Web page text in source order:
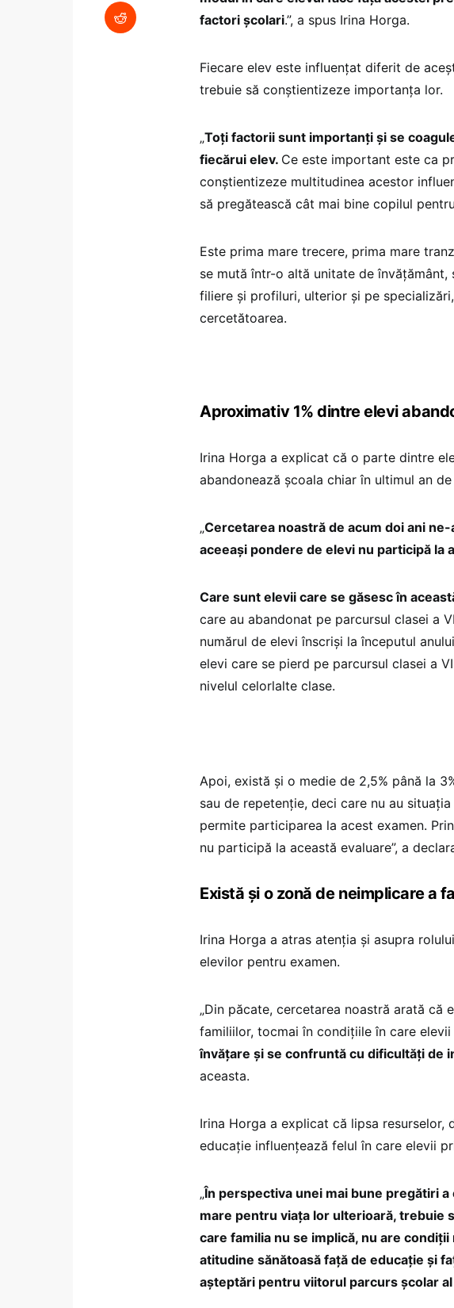
factori școlari.”, a spus Irina Horga.
Fiecare elev este influențat diferit de
trebuie să conștientizeze importanța lor.
„Toți factorii sunt importanți și se
fiecărui elev. Ce este important este ca
conștientizeze multitudinea acestor
să pregătească cât mai bine copilul
Este prima mare trecere, prima mare
se mută într-o altă unitate de
filiere și profiluri, ulterior și pe
cercetătoarea.
Aproximativ 1% dintre elevi
Irina Horga a explicat că o parte dintre
abandonează școala chiar în ultimul an
„Cercetarea noastră de acum doi ani
aceeași pondere de elevi nu participă la
Care sunt elevii care se găsesc în
care au abandonat pe parcursul clasei a
numărul de elevi înscriși la începutul
elevi care se pierd pe parcursul clasei a
nivelul celorlalte clase.
Apoi, există și o medie de 2,5% până la
sau de repetenție, deci care nu au
permite participarea la acest examen.
nu participă la această evaluare”, a
Există și o zonă de neimplicare a
Irina Horga a atras atenția și asupra
elevilor pentru examen.
„Din păcate, cercetarea noastră arată că
familiilor, tocmai în condițiile în care
învățare și se confruntă cu dificultăți de
aceasta.
Irina Horga a explicat că lipsa
educație influențează felul în care elevii
„În perspectiva unei mai bune pregătiri
mare pentru viața lor ulterioară, trebuie
care familia nu se implică, nu are
atitudine sănătoasă față de educație și
așteptări pentru viitorul parcurs școlar